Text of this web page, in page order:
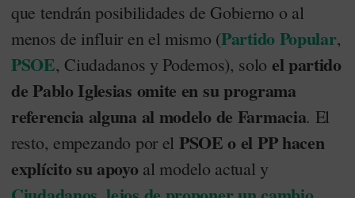
que tendrán posibilidades de Gobierno o al
menos de influir en el mismo (Partido Popular,
PSOE, Ciudadanos y Podemos), solo el partido
de Pablo Iglesias omite en su programa
referencia alguna al modelo de Farmacia. El
resto, empezando por el PSOE o el PP hacen
explícito su apoyo al modelo actual y